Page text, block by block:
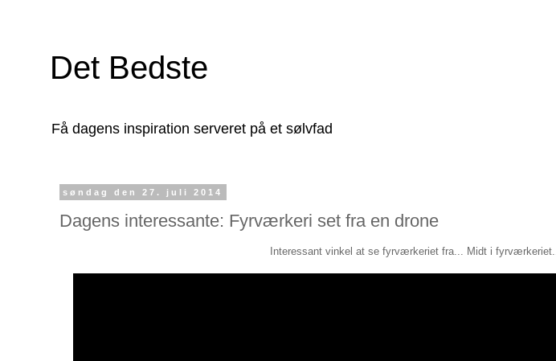
Det Bedste
Få dagens inspiration serveret på et sølvfad
søndag den 27. juli 2014
Dagens interessante: Fyrværkeri set fra en drone
Interessant vinkel at se fyrværkeriet fra... Midt i fyrværkeriet...